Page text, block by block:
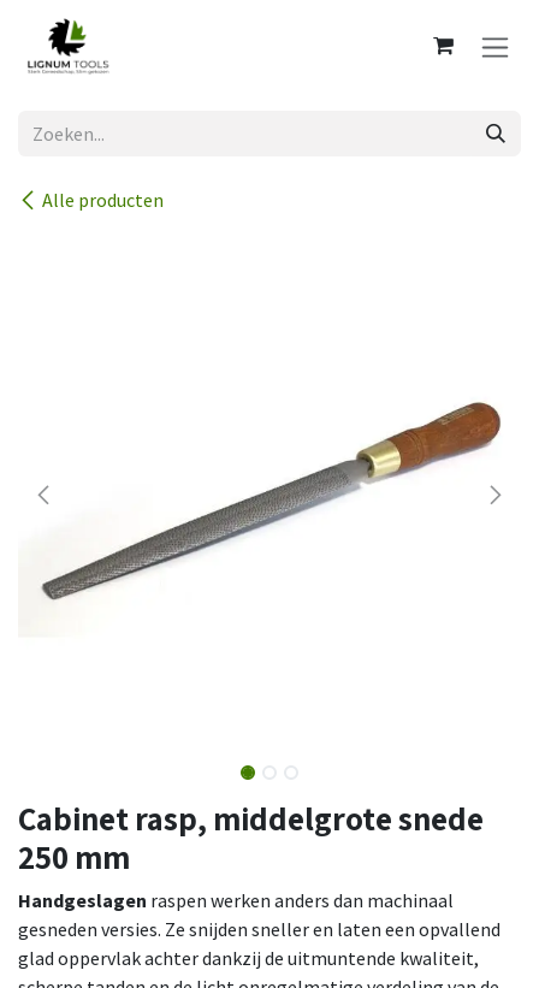
Overslaan naar inhoud
Alle producten
Cabinet rasp, middelgrote snede
250 mm
Handgeslagen raspen werken anders dan machinaal
gesneden versies. Ze snijden sneller en laten een opvallend
glad oppervlak achter dankzij de uitmuntende kwaliteit,